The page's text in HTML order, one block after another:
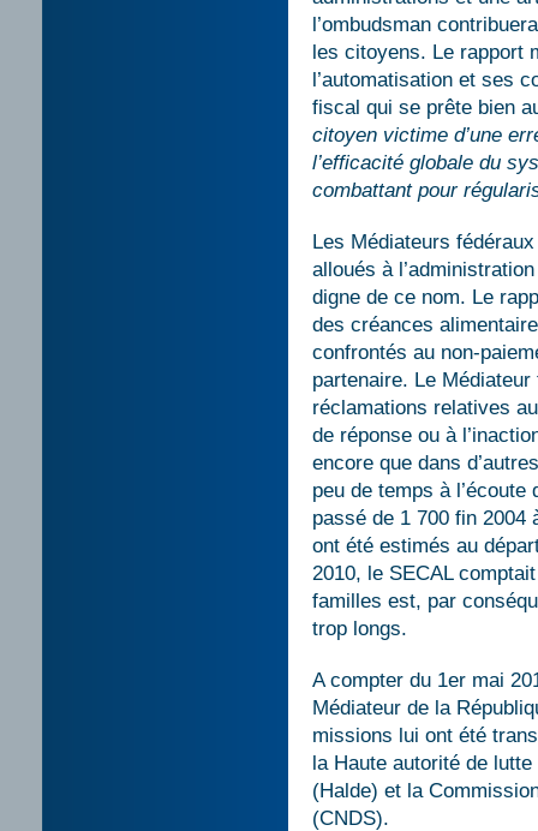
l’ombudsman
les citoyens. Le rapport
l’automatisation et ses
fiscal qui se prête bien
citoyen victime d’une
l’efficacité globale du
combattant pour
Les Médiateurs
alloués à
digne de ce nom. Le
des créances
confrontés au non-
partenaire. Le
réclamations relatives
de réponse ou à
encore que dans
peu de temps à
passé de 1 700 fin 2004
ont été estimés au
2010, le SECAL
familles est, par
trop longs.
A compter du 1er mai
Médiateur de la
missions lui ont été
la Haute autorité de
(Halde) et la
(CNDS).